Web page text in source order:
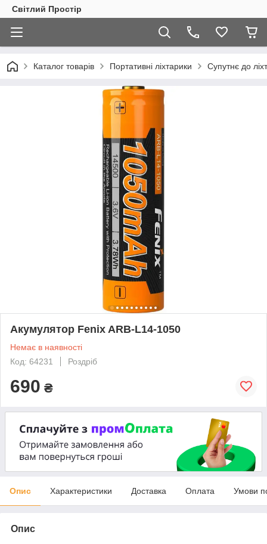
Світлий Простір
Каталог товарів Портативні ліхтарики Супутнє до
Акумулятор Fenix ARB-L14-1050
Немає в наявності
Код: 64231
Роздріб
690 ₴
Опис Характеристики Доставка Оплата Умови
Опис